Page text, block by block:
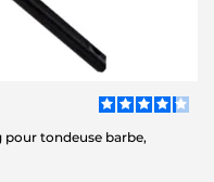
tondeuse barbe,